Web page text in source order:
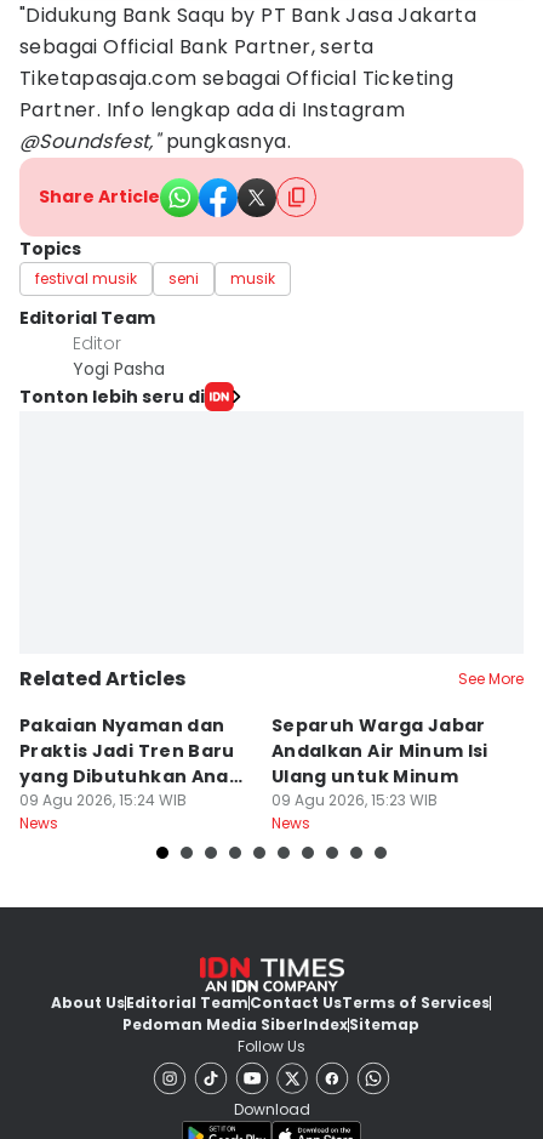
"Didukung Bank Saqu by PT Bank Jasa Jakarta
sebagai Official Bank Partner, serta
Tiketapasaja.com sebagai Official Ticketing
Partner. Info lengkap ada di Instagram
@Soundsfest,"pungkasnya.
Share Article
Topics
festival musik seni musik
Editorial Team
Editor
Yogi Pasha
Tonton lebih seru di
Related Articles See More
Pakaian Nyaman dan
Praktis Jadi Tren Baru
yang Dibutuhkan Anak
Muda
09 Agu 2026, 15:24 WIB
News
Separuh Warga Jabar
Andalkan Air Minum Isi
Ulang untuk Minum
09 Agu 2026, 15:23 WIB
News
About UsEditorial TeamContact UsTerms of Services
Pedoman Media SiberIndexSitemap
Follow Us
Download